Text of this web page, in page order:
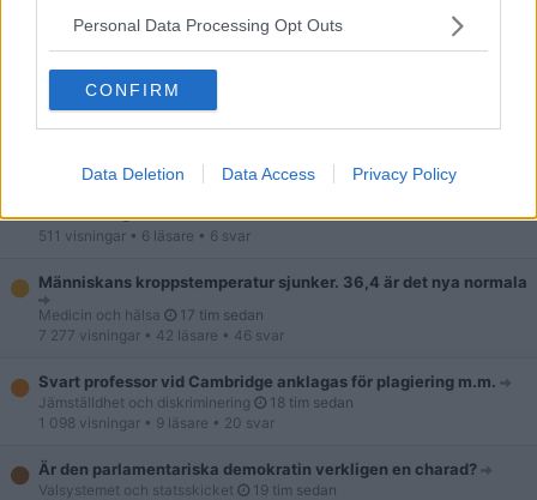
Personal Data Processing Opt Outs
CONFIRM
Data Deletion Data Access Privacy Policy
Filosofi
17 tim sedan
• 85 svar
30-årig man häktad efter misstänkt våldtäkt i Ljungbyhed
(2026-08-06)
Aktuella brott och kriminalfall
17 tim sedan
IT-säkerhet
17 tim sedan
511 visningar • 6 läsare • 6 svar
Människans kroppstemperatur sjunker. 36,4 är det nya normala
Medicin och hälsa
17 tim sedan
7 277 visningar • 42 läsare • 46 svar
Svart professor vid Cambridge anklagas för plagiering m.m.
Jämställdhet och diskriminering
18 tim sedan
1 098 visningar • 9 läsare • 20 svar
Är den parlamentariska demokratin verkligen en charad?
Valsystemet och statsskicket
19 tim sedan